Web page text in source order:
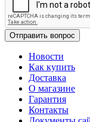
Отправить вопрос
Новости
Как купить
Доставка
О магазине
Гарантия
Контакты